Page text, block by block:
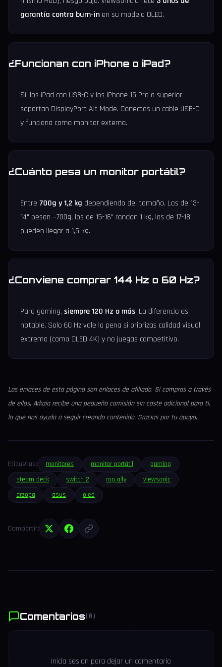
garantía contra burn-in en su modelo OLED.
¿Funcionan con iPhone o iPad?
Sí, los iPad con USB-C y los iPhone 15 Pro o superior
soportan DisplayPort Alt Mode. Conectas un cable USB-C
y funciona como monitor externo.
¿Cuánto pesa un monitor portátil?
Entre 700g y 1,2 kg dependiendo del tamaño. Los de 13-
14" pesan ~700g, los de 15-16" rondan 1 kg, los de 17-18"
pueden llegar a 1,5 kg.
¿Conviene comprar 144 Hz o 60 Hz?
Para gaming, siempre 120 Hz o más. La diferencia es
notable. Solo 60 Hz vale la pena si priorizas calidad visual
extrema (como OLED 4K) y no juegas competitivo.
Los enlaces de esta página son enlaces de afiliado. Si compras a través
de ellos, Arkaia recibe una pequeña comisión sin coste adicional para ti,
lo que nos ayuda a seguir creando contenido. Gracias por tu apoyo.
Etiquetas: monitores monitor portátil
gaming
steam deck
switch 2 rog ally
viewsonic
arzopa
asus oled
Compartir:
Comentarios (0)
Inicia sesion para dejar un comentario